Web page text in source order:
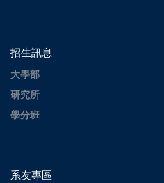
招生訊息
大學部
研究所
學分班
系友專區